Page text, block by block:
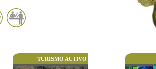
TURISMO ACTIVO